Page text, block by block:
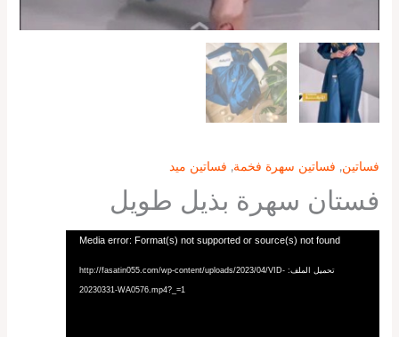
فساتين, فساتين سهرة فخمة, فساتين ميد
فستان سهرة بذيل طويل
Media error: Format(s) not supported or source(s) not found
تحميل الملف: http://fasatin055.com/wp-content/uploads/2023/04/VID-
20230331-WA0576.mp4?_=1